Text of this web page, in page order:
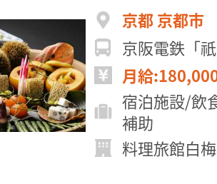
京都 京都市
京阪電鉄「
月給
宿泊施設/飲
補助
料理旅館白梅